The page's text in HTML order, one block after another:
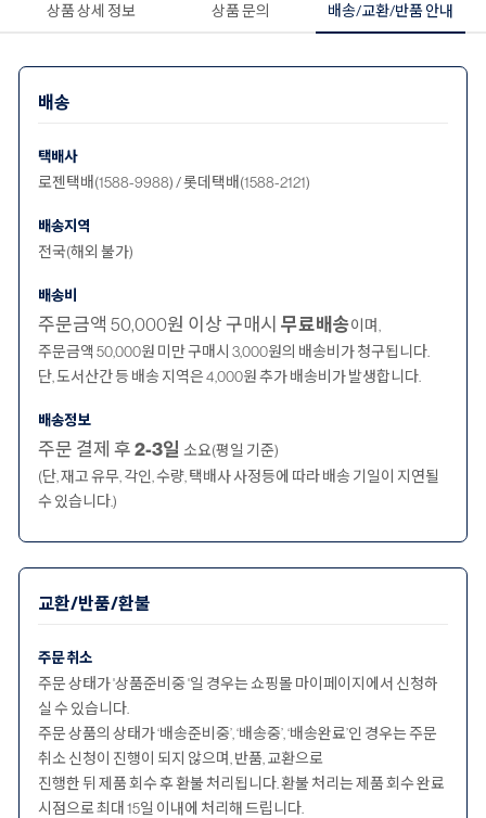
상품 상세 정보 상품 문의 배송/교환/반품 안내
배송
택배사
로젠택배(1588-9988) / 롯데택배(1588-2121)
배송지역
전국(해외 불가)
배송비
주문금액 50,000원 이상 구매시 무료배송이며,
주문금액 50,000원 미만 구매시 3,000원의 배송비가 청구됩니다.
단, 도서산간 등 배송 지역은 4,000원 추가 배송비가 발생합니다.
배송정보
주문 결제 후 2-3일 소요(평일 기준)
(단, 재고 유무, 각인, 수량, 택배사 사정등에 따라 배송 기일이 지연될
수 있습니다.)
교환/반품/환불
주문 취소
주문 상태가 '상품준비중 '일 경우는 쇼핑몰 마이페이지에서 신청하
실 수 있습니다.
주문 상품의 상태가 ‘배송준비중’, ‘배송중’, ‘배송완료’인 경우는 주문
취소 신청이 진행이 되지 않으며, 반품, 교환으로
진행한 뒤 제품 회수 후 환불 처리됩니다. 환불 처리는 제품 회수 완료
시점으로 최대 15일 이내에 처리해 드립니다.